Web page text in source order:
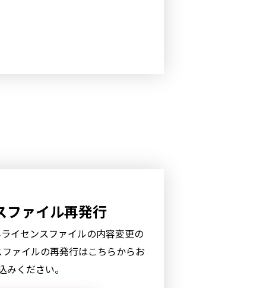
ファイル再発行
イセンスファイルの内容変更の
ァイルの再発行はこちらからお
みください。